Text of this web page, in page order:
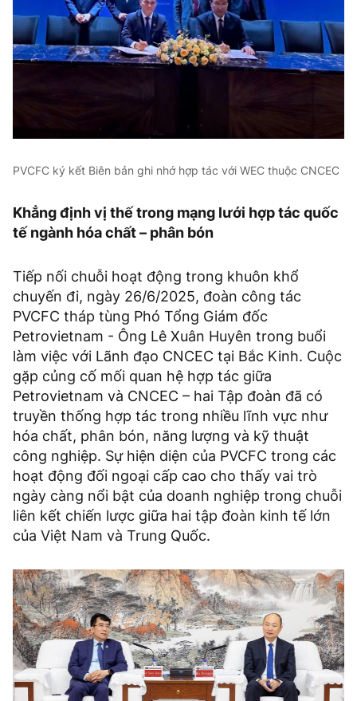
PVCFC ký kết Biên bản ghi nhớ hợp tác với WEC thuộc CNCEC
Khẳng định vị thế trong mạng lưới hợp tác quốc
tế ngành hóa chất – phân bón
Tiếp nối chuỗi hoạt động trong khuôn khổ
chuyến đi, ngày 26/6/2025, đoàn công tác
PVCFC tháp tùng Phó Tổng Giám đốc
Petrovietnam - Ông Lê Xuân Huyên trong buổi
làm việc với Lãnh đạo CNCEC tại Bắc Kinh. Cuộc
gặp củng cố mối quan hệ hợp tác giữa
Petrovietnam và CNCEC – hai Tập đoàn đã có
truyền thống hợp tác trong nhiều lĩnh vực như
hóa chất, phân bón, năng lượng và kỹ thuật
công nghiệp. Sự hiện diện của PVCFC trong các
hoạt động đối ngoại cấp cao cho thấy vai trò
ngày càng nổi bật của doanh nghiệp trong chuỗi
liên kết chiến lược giữa hai tập đoàn kinh tế lớn
của Việt Nam và Trung Quốc.